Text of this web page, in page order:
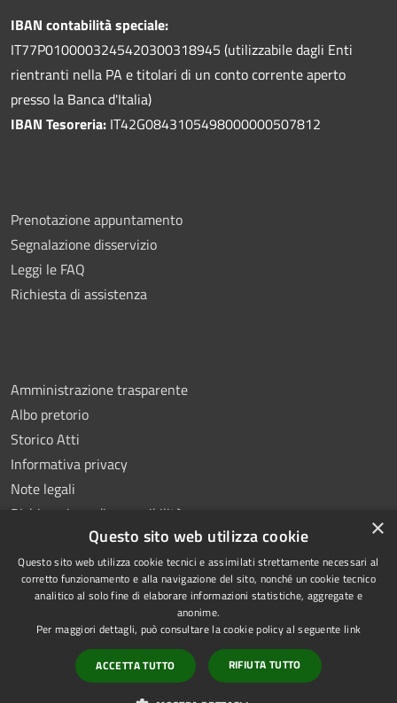
IBAN contabilità speciale:
IT77P0100003245420300318945 (utilizzabile dagli Enti
rientranti nella PA e titolari di un conto corrente aperto
presso la Banca d'Italia)
IBAN Tesoreria: IT42G0843105498000000507812
Prenotazione appuntamento
Segnalazione disservizio
Leggi le FAQ
Richiesta di assistenza
Amministrazione trasparente
Albo pretorio
Storico Atti
Informativa privacy
Note legali
Dichiarazione di accessibilità
RSS
Accessibilità
Copyright © 2026 • Comune di
Montoro • Powered by
Municipium•Accesso
redazione
×
Questo sito web utilizza cookie
Questo sito web utilizza cookie tecnici e assimilati strettamente necessari al
corretto funzionamento e alla navigazione del sito, nonché un cookie tecnico
analitico al solo fine di elaborare informazioni statistiche, aggregate e
anonime.
Per maggiori dettagli, può consultare la cookie policy al seguente link
ACCETTA TUTTO RIFIUTA TUTTO